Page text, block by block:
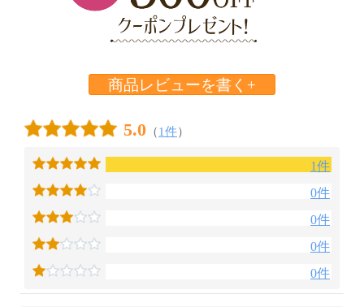
商品レビューを書く+
5.0 （1件）
1件
0件
0件
0件
0件